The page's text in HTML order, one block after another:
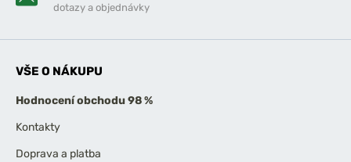
dotazy a objednávky
VŠE O NÁKUPU
Hodnocení obchodu 98 %
Kontakty
Doprava a platba